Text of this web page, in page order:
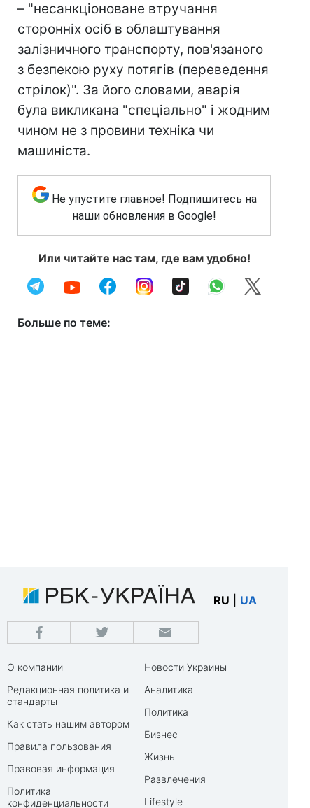
– "несанкціоноване втручання
сторонніх осіб в облаштування
залізничного транспорту, пов'язаного
з безпекою руху потягів (переведення
стрілок)". За його словами, аварія
була викликана "спеціально" і жодним
чином не з провини техніка чи
машиніста.
Не упустите главное! Подпишитесь на
наши обновления в Google!
Или читайте нас там, где вам удобно!
Больше по теме:
RU UA
О компании
Редакционная политика и
стандарты
Как стать нашим автором
Правила пользования
Правовая информация
Политика
конфиденциальности
Новости Украины
Аналитика
Политика
Бизнес
Жизнь
Развлечения
Lifestyle